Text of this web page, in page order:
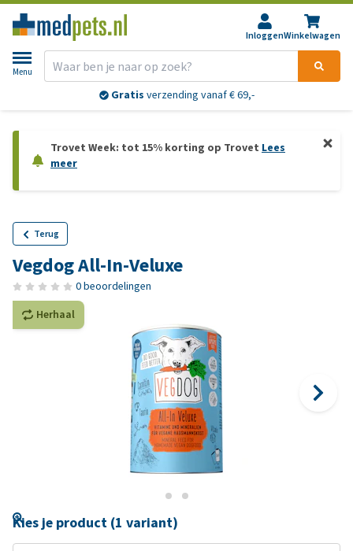
InloggenWinkelwagen
Menu
Gratis verzending vanaf € 69,-
Trovet Week: tot 15% korting op Trovet Lees
meer
Terug
Vegdog All-In-Veluxe
0 beoordelingen
Herhaal
Kies je product (1 variant)